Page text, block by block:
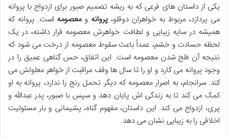
یکی از داستان های فرعی که به ریشه تصمیم صبور برای ازدواج با پروانه
می پردازد، مربوط به خواهران دوقلو، پروانه ومعصومه است. پروانه که
همیشه در سایه زیبایی و لطافت خواهرش معصومه قرار داشته، در یک
لحظه حسادت و خشم، عمداً باعث سقوط معصومه از درخت می شود که
نتیجه آن فلج شدن معصومه است. این اتفاق، حس گناهی عمیق را در
وجود پروانه می کارد و او را تا سال ها وقف مراقبت از خواهر معلولش می
کند. سرانجام، به اصرار معصومه که دیگر تحمل رنج را ندارد، پروانه به او
کمک می کند تا به زندگی اش پایان دهد و سپس با صبور، پدر عبدالله و
پری، ازدواج می کند. این داستان، مفهوم گناه، پشیمانی و بار مسئولیت
اخلاقی را به زیبایی نشان می دهد.